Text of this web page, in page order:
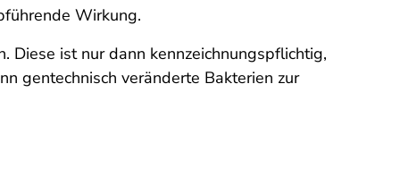
Wirkung.
ist nur dann kennzeichnungspflichtig,
gentechnisch veränderte Bakterien zur